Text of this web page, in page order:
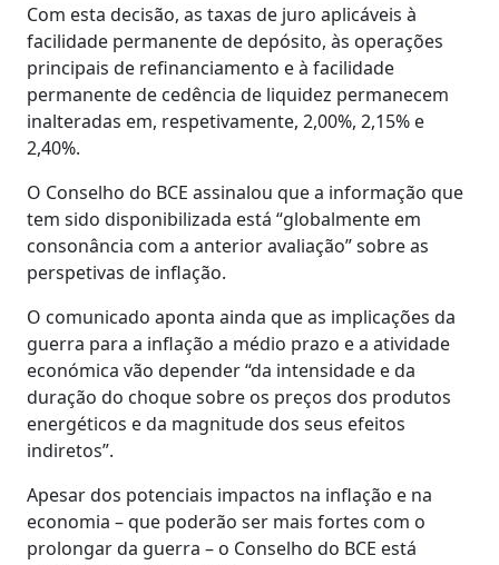
Com esta decisão, as taxas de juro aplicáveis à
facilidade permanente de depósito, às operações
principais de refinanciamento e à facilidade
permanente de cedência de liquidez permanecem
inalteradas em, respetivamente, 2,00%, 2,15% e
2,40%.
O Conselho do BCE assinalou que a informação que
tem sido disponibilizada está “globalmente em
consonância com a anterior avaliação” sobre as
perspetivas de inflação.
O comunicado aponta ainda que as implicações da
guerra para a inflação a médio prazo e a atividade
económica vão depender “da intensidade e da
duração do choque sobre os preços dos produtos
energéticos e da magnitude dos seus efeitos
indiretos”.
Apesar dos potenciais impactos na inflação e na
economia – que poderão ser mais fortes com o
prolongar da guerra – o Conselho do BCE está